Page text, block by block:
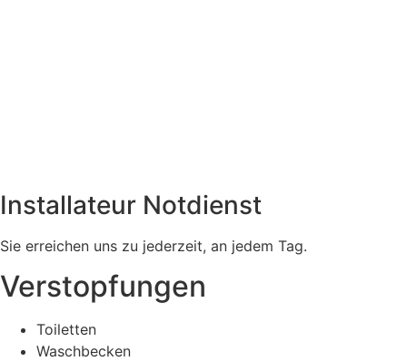
Installateur Notdienst
Sie erreichen uns zu jederzeit, an jedem Tag.
Verstopfungen
Toiletten
Waschbecken